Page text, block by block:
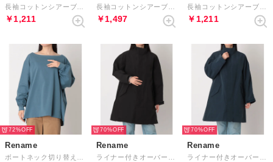
￥1,211 ￥1,497 ￥1,211
72%
Rename
70%
Rename
70%
Rename